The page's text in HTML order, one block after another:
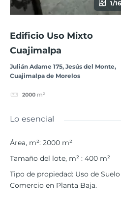
1/16
Edificio Uso Mixto
Cuajimalpa
Julián Adame 175, Jesús del Monte,
Cuajimalpa de Morelos
2000 m²
Lo esencial
Área, m²: 2000 m²
Tamaño del lote, m² : 400 m²
Tipo de propiedad: Uso de
Comercio en Planta Baja.